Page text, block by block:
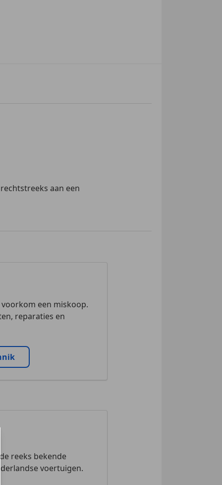
aan een
een miskoop.
reparaties en
reeks bekende
voertuigen.